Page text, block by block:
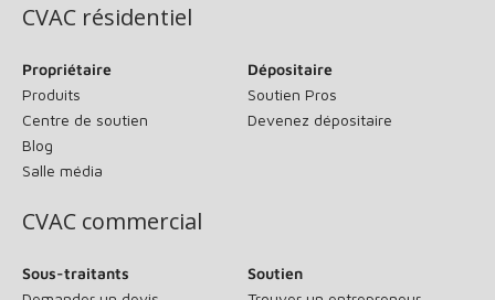
CVAC résidentiel
Propriétaire
Produits
Centre de soutien
Blog
Salle média
Dépositaire
Soutien Pros
Devenez dépositaire
CVAC commercial
Sous-traitants
Soutien